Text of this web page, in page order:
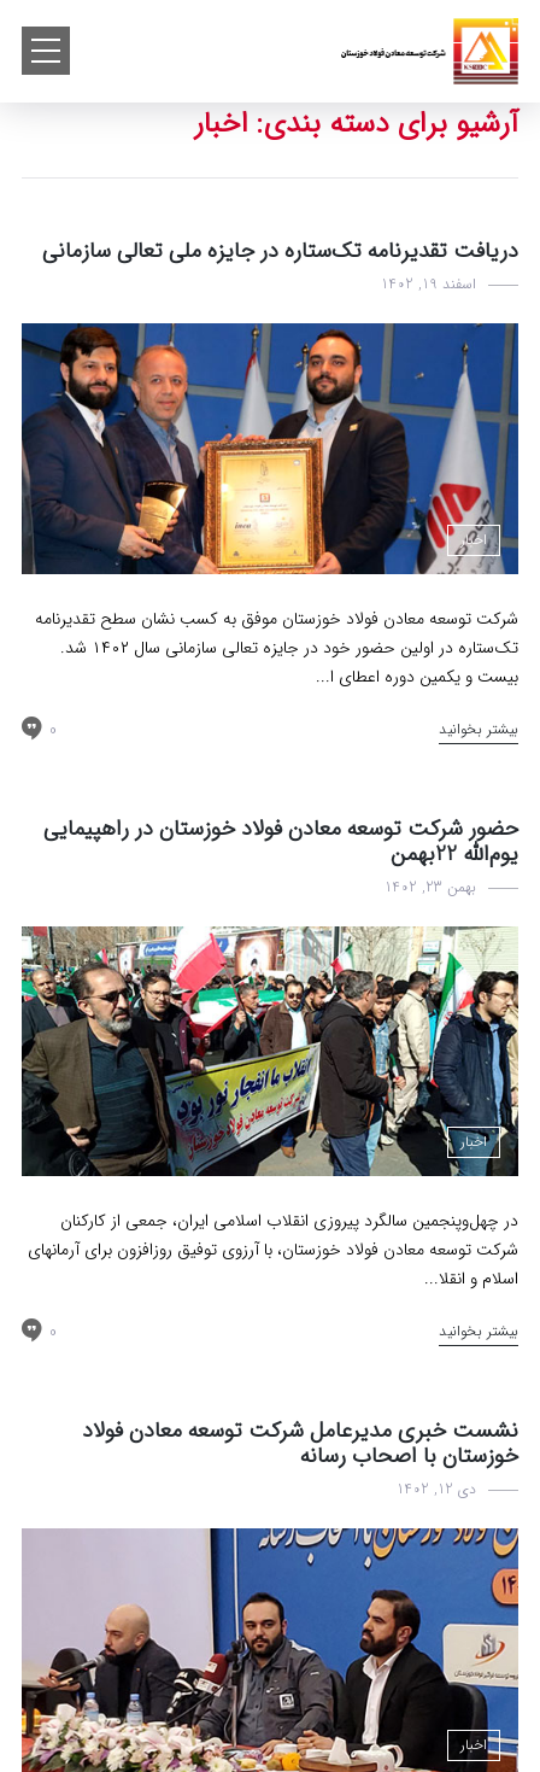
آرشیو برای دسته بندی: اخبار
دریافت تقدیرنامه تک‌ستاره در جایزه ملی تعالی سازمانی
اسفند 19, 1402
اخبار
شرکت توسعه معادن فولاد خوزستان موفق به کسب نشان سطح تقدیرنامه
تک‌ستاره در اولین حضور خود در جایزه تعالی سازمانی سال ۱۴۰۲ شد.
بیست و یکمین دوره اعطای ا...
بیشتر بخوانید 0
حضور شرکت توسعه معادن فولاد خوزستان در راهپیمایی
یوم‌الله 22بهمن
بهمن 23, 1402
اخبار
در چهل‌و‌پنجمین سالگرد پیروزی انقلاب اسلامی ایران، جمعی از کارکنان
شرکت توسعه معادن فولاد خوزستان، با آرزوی توفیق روزافزون برای آرمانهای
اسلام و انقلا...
بیشتر بخوانید 0
نشست خبری مدیرعامل شرکت توسعه معادن فولاد
خوزستان با اصحاب رسانه
دی 12, 1402
اخبار